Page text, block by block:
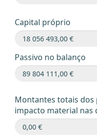
Capital próprio
Passivo no balanço
Montantes totais dos
impacto material nas